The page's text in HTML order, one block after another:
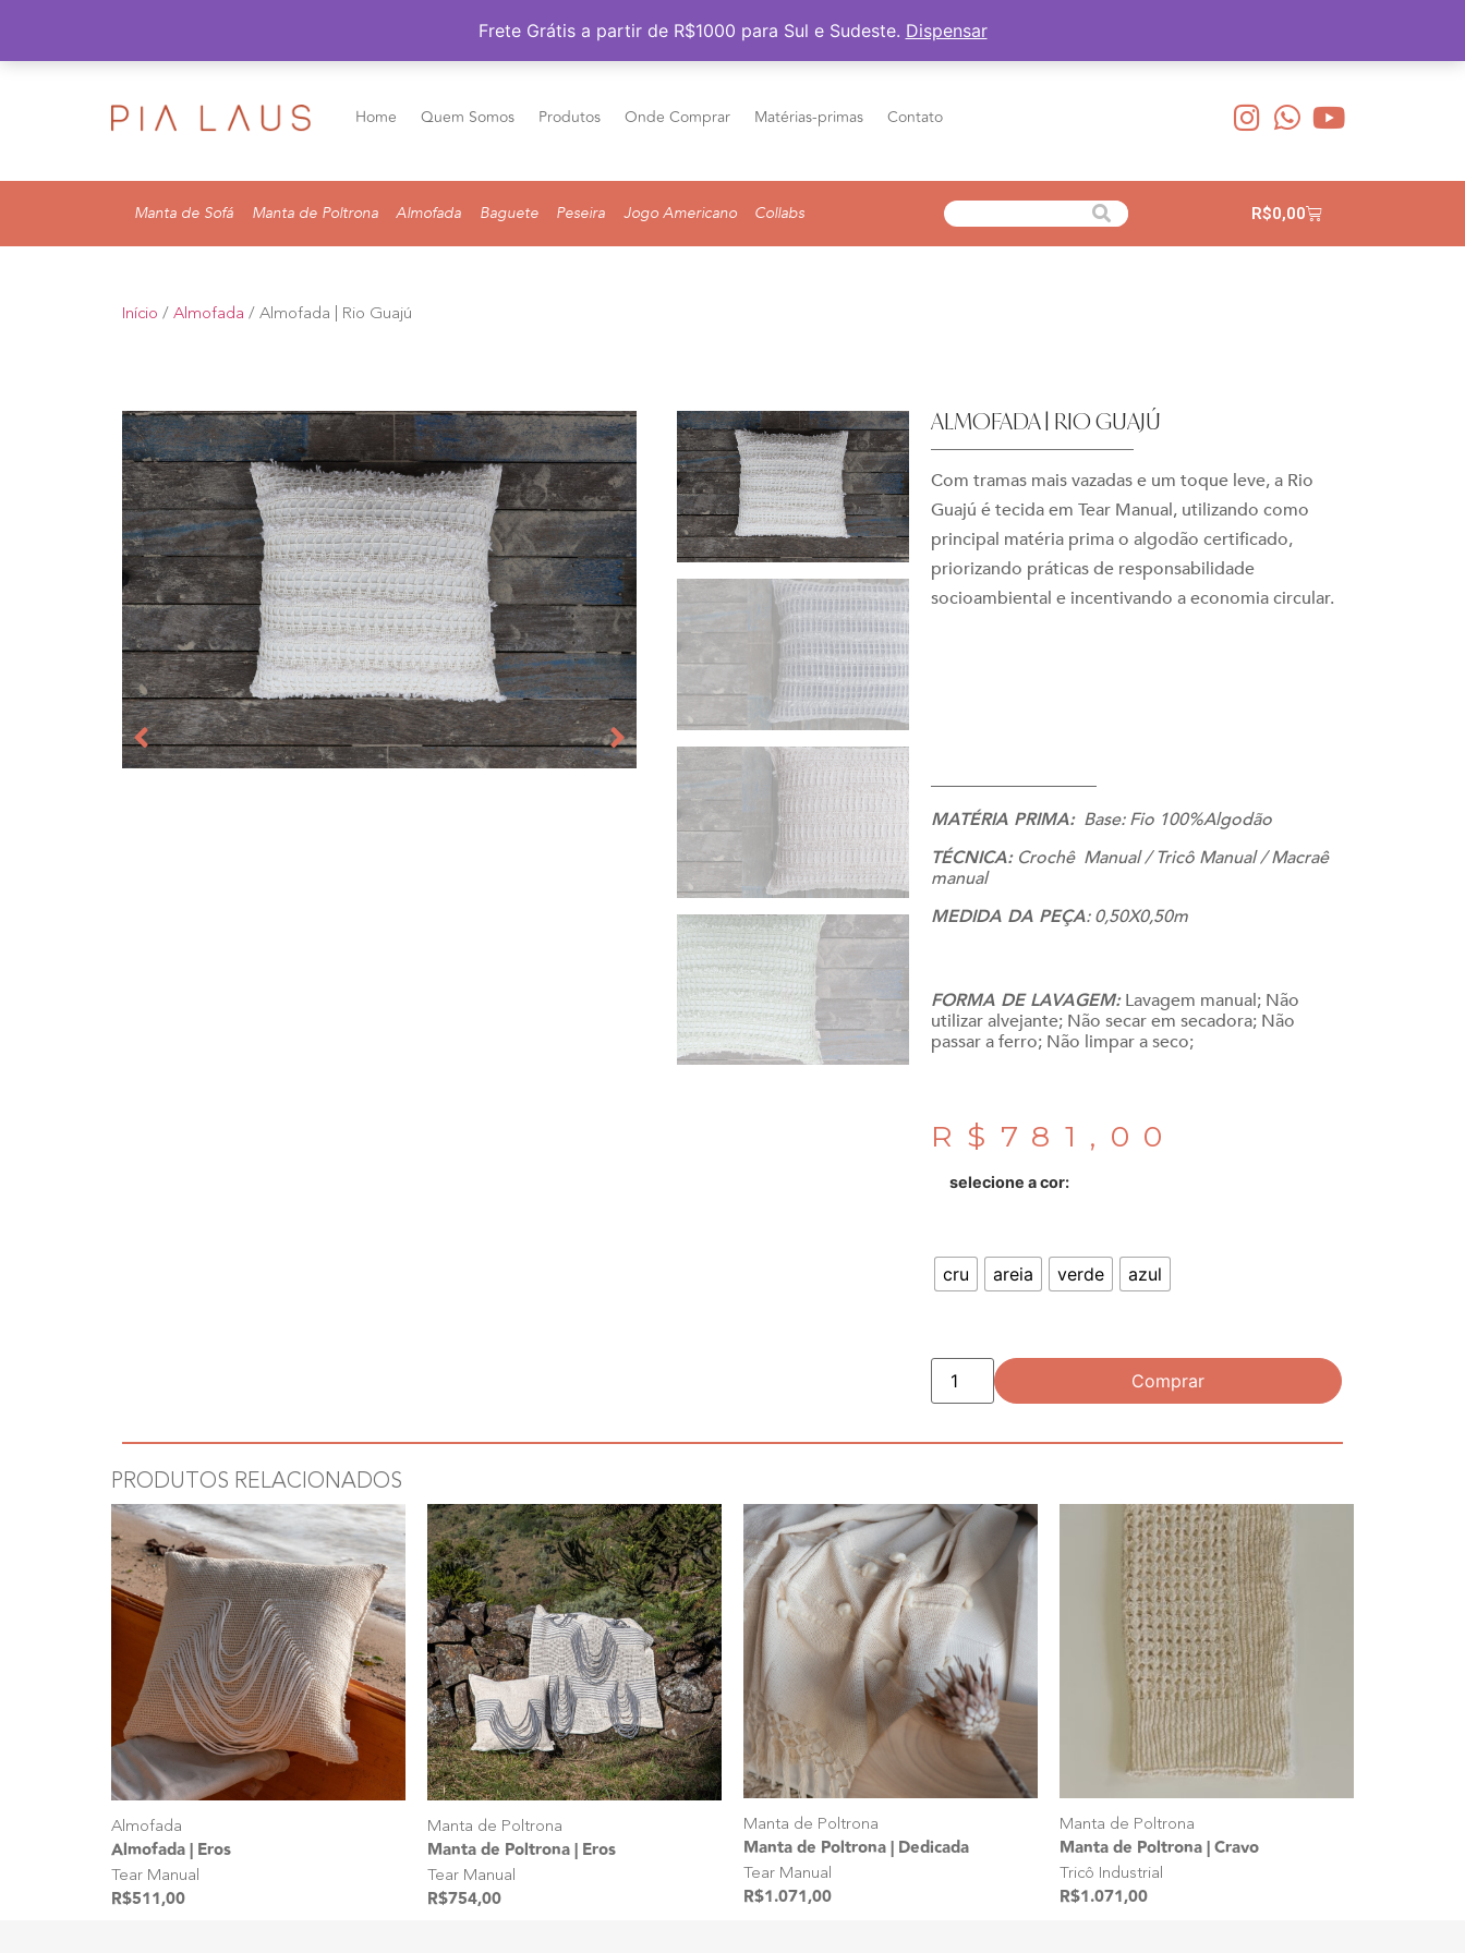
Frete Grátis a partir de R$1000 para Sul e Sudeste
Home Quem Somos Produtos Onde Comprar Matérias-primas Contato
Manta de Sofá Manta de Poltrona Almofada Baguete Peseira Jogo Americano Collabs R$0,00
Início / Almofada / Almofada | Rio Guajú
ALMOFADA | RIO GUAJÚ
Com tramas mais vazadas e um toque leve, a Rio
Guajú é tecida em Tear Manual, utilizando como
principal matéria prima o algodão certificado,
priorizando práticas de responsabilidade
socioambiental e incentivando a economia circular.
MATÉRIA PRIMA:Base: Fio 100%Algodão
TÉCNICA:Crochê Manual / Tricô Manual / Macraê
manual
MEDIDA DA PEÇA: 0,50X0,50m
FORMA DE LAVAGEM: Lavagem manual; Não
utilizar alvejante; Não secar em secadora; Não
passar a ferro; Não limpar a seco;
R$ 781,00
selecione a cor:
cru areia verde azul
Comprar
PRODUTOS RELACIONADOS
Almofada
Almofada | Eros
Tear Manual
R$511,00
Manta de Poltrona
Manta de Poltrona | Eros
Tear Manual
R$754,00
Manta de Poltrona
Manta de Poltrona | Dedicada
Tear Manual
R$1.071,00
Manta de Poltrona
Manta de Poltrona | Cravo
Tricô Industrial
R$1.071,00
Frete Grátis a partir de R$1000 para Sul e Sudeste. Dispensar